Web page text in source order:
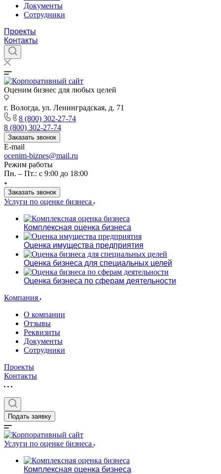
Документы
Сотрудники
Проекты
Контакты
Оценим бизнес для любых целей
г. Вологда, ул. Ленинградская, д. 71
8 (800) 302-27-74
8 (800) 302-27-74
Заказать звонок
E-mail
ocenim-biznes@mail.ru
Режим работы
Пн. – Пт.: с 9:00 до 18:00
Заказать звонок
Услуги по оценке бизнеса
Комплексная оценка бизнеса
Оценка имущества предприятия
Оценка бизнеса для специальных целей
Оценка бизнеса по сферам деятельности
Компания
О компании
Отзывы
Реквизиты
Документы
Сотрудники
Проекты
Контакты
Подать заявку
Услуги по оценке бизнеса
Комплексная оценка бизнеса